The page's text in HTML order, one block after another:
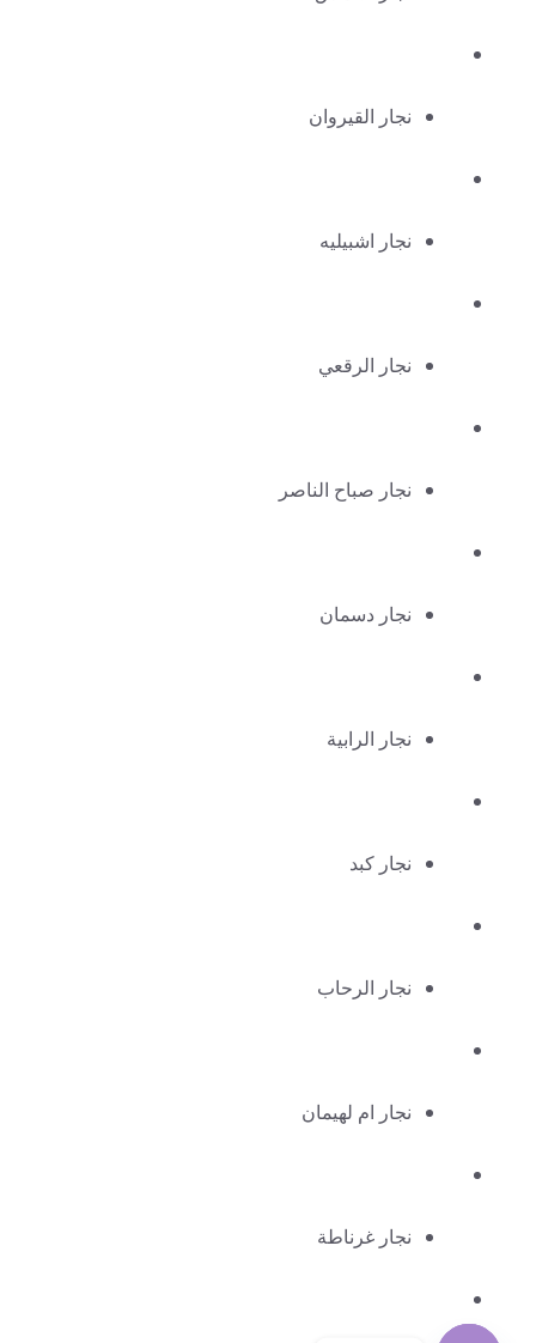
نجار القيروان
نجار اشبيليه
نجار الرقعي
نجار صباح الناصر
نجار دسمان
نجار الرابية
نجار كبد
نجار الرحاب
نجار ام لهيمان
نجار غرناطة